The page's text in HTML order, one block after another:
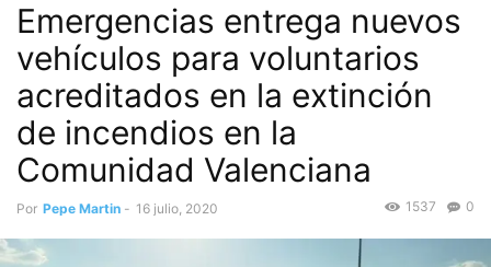
Voluntariado
Emergencias entrega nuevos
vehículos para voluntarios
acreditados en la extinción
de incendios en la
Comunidad Valenciana
Por Pepe Martin - 16 julio, 2020 0
1537